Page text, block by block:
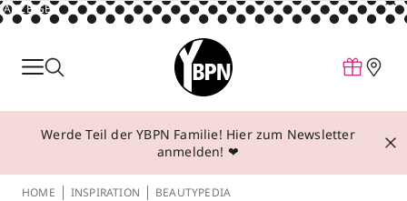
ANZEIGE
Parfum
Make-up
Behandlungen
Werde Teil der YBPN Familie! Hier zum Newsletter
anmelden! ❤
HOME INSPIRATION BEAUTYPEDIA